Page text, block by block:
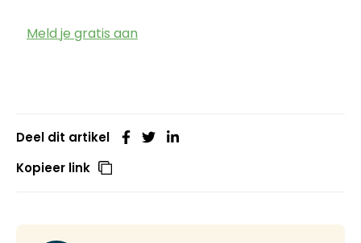
Meld je gratis aan
Deel dit artikel
Kopieer link